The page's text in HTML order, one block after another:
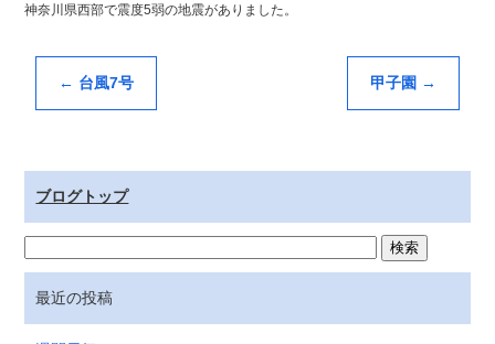
神奈川県西部で震度5弱の地震がありました。
← 台風7号 甲子園 →
ブログトップ
最近の投稿